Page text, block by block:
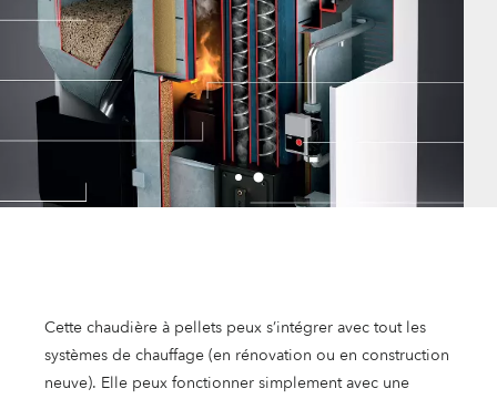
Cette chaudière à pellets peux s’intégrer avec tout les
systèmes de chauffage (en rénovation ou en construction
neuve). Elle peux fonctionner simplement avec une